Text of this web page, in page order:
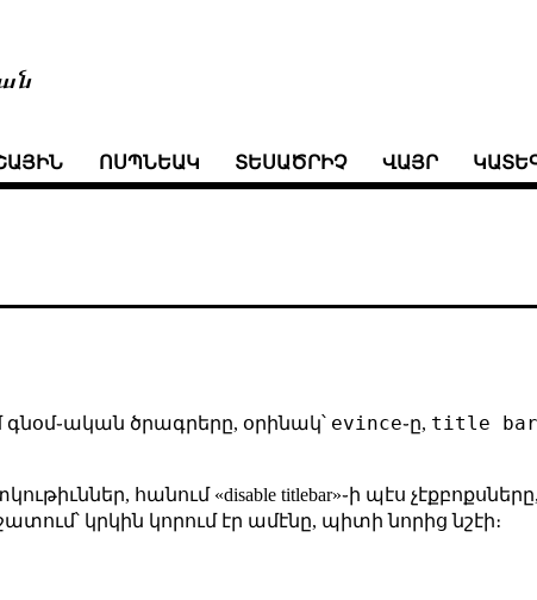
ՈՍՊՆԵԱԿ ՏԵՍԱԾՐԻՉ ՎԱՅՐ
գնօմ֊ական ծրագրերը, օրինակ՝ evince֊ը, title
հանում «disable titlebar»֊ի պէս
կրկին կորում էր ամէնը, պիտի նորից նշէի։